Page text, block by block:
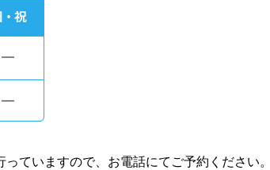
ていますので、お電話にてご予約ください。